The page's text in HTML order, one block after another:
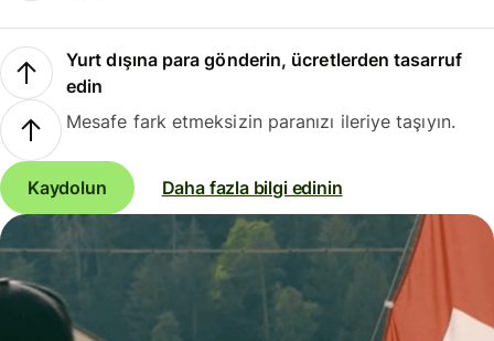
Yurt dışına para gönderin, ücretlerden tasarruf
edin
Mesafe fark etmeksizin paranızı ileriye taşıyın.
Kaydolun Daha fazla bilgi edinin